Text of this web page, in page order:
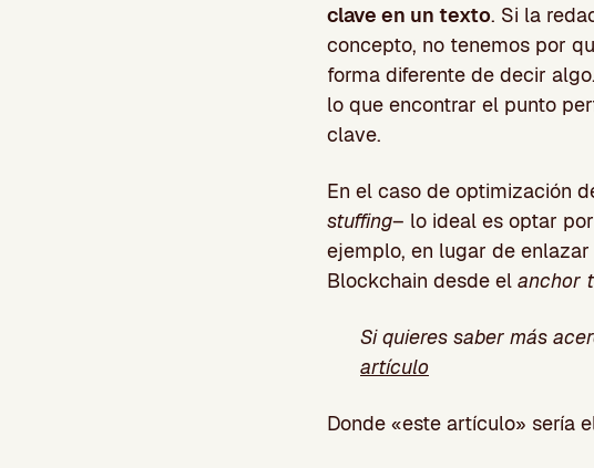
clave en un texto. Si la
concepto, no tenemos por
forma diferente de decir
lo que encontrar el punto
clave.
En el caso de optimización
stuffing– lo ideal es optar
ejemplo, en lugar de
Blockchain desde el anchor
Si quieres saber más
artículo
Donde «este artículo» sería